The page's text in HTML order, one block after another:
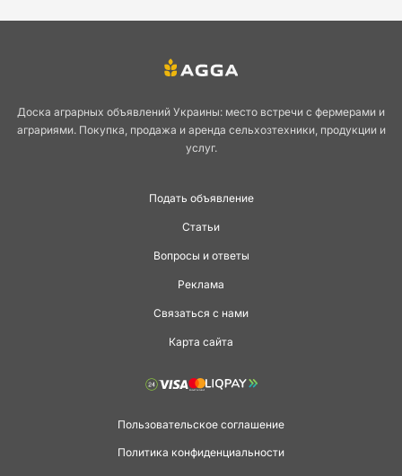
Доска аграрных объявлений Украины: место встречи с фермерами и
аграриями. Покупка, продажа и аренда сельхозтехники, продукции и
услуг.
Подать объявление
Статьи
Вопросы и ответы
Реклама
Связаться с нами
Карта сайта
Пользовательское соглашение
Политика конфиденциальности